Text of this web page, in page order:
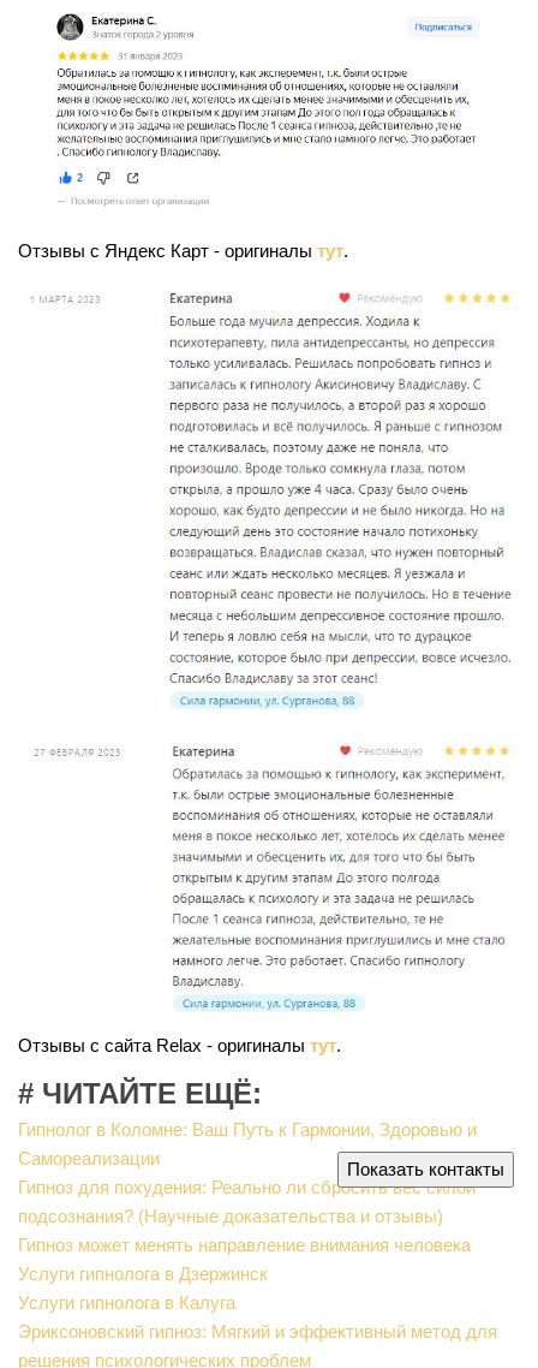
Отзывы с Яндекс Карт - оригиналы тут.
Отзывы с сайта Relax - оригиналы тут.
# ЧИТАЙТЕ ЕЩЁ:
Гипнолог в Коломне: Ваш Путь к Гармонии, Здоровью и
Самореализации
Гипноз для похудения: Реально ли сбросить вес силой
подсознания? (Научные доказательства и отзывы)
Гипноз может менять направление внимания человека
Услуги гипнолога в Дзержинск
Услуги гипнолога в Калуга
Эриксоновский гипноз: Мягкий и эффективный метод для
решения психологических проблем
Показать контакты